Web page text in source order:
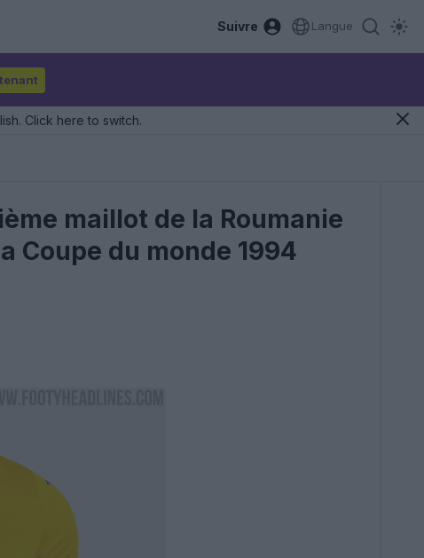
Suivre Langue
Click here to switch.
maillot de la Roumanie
Coupe du monde 1994